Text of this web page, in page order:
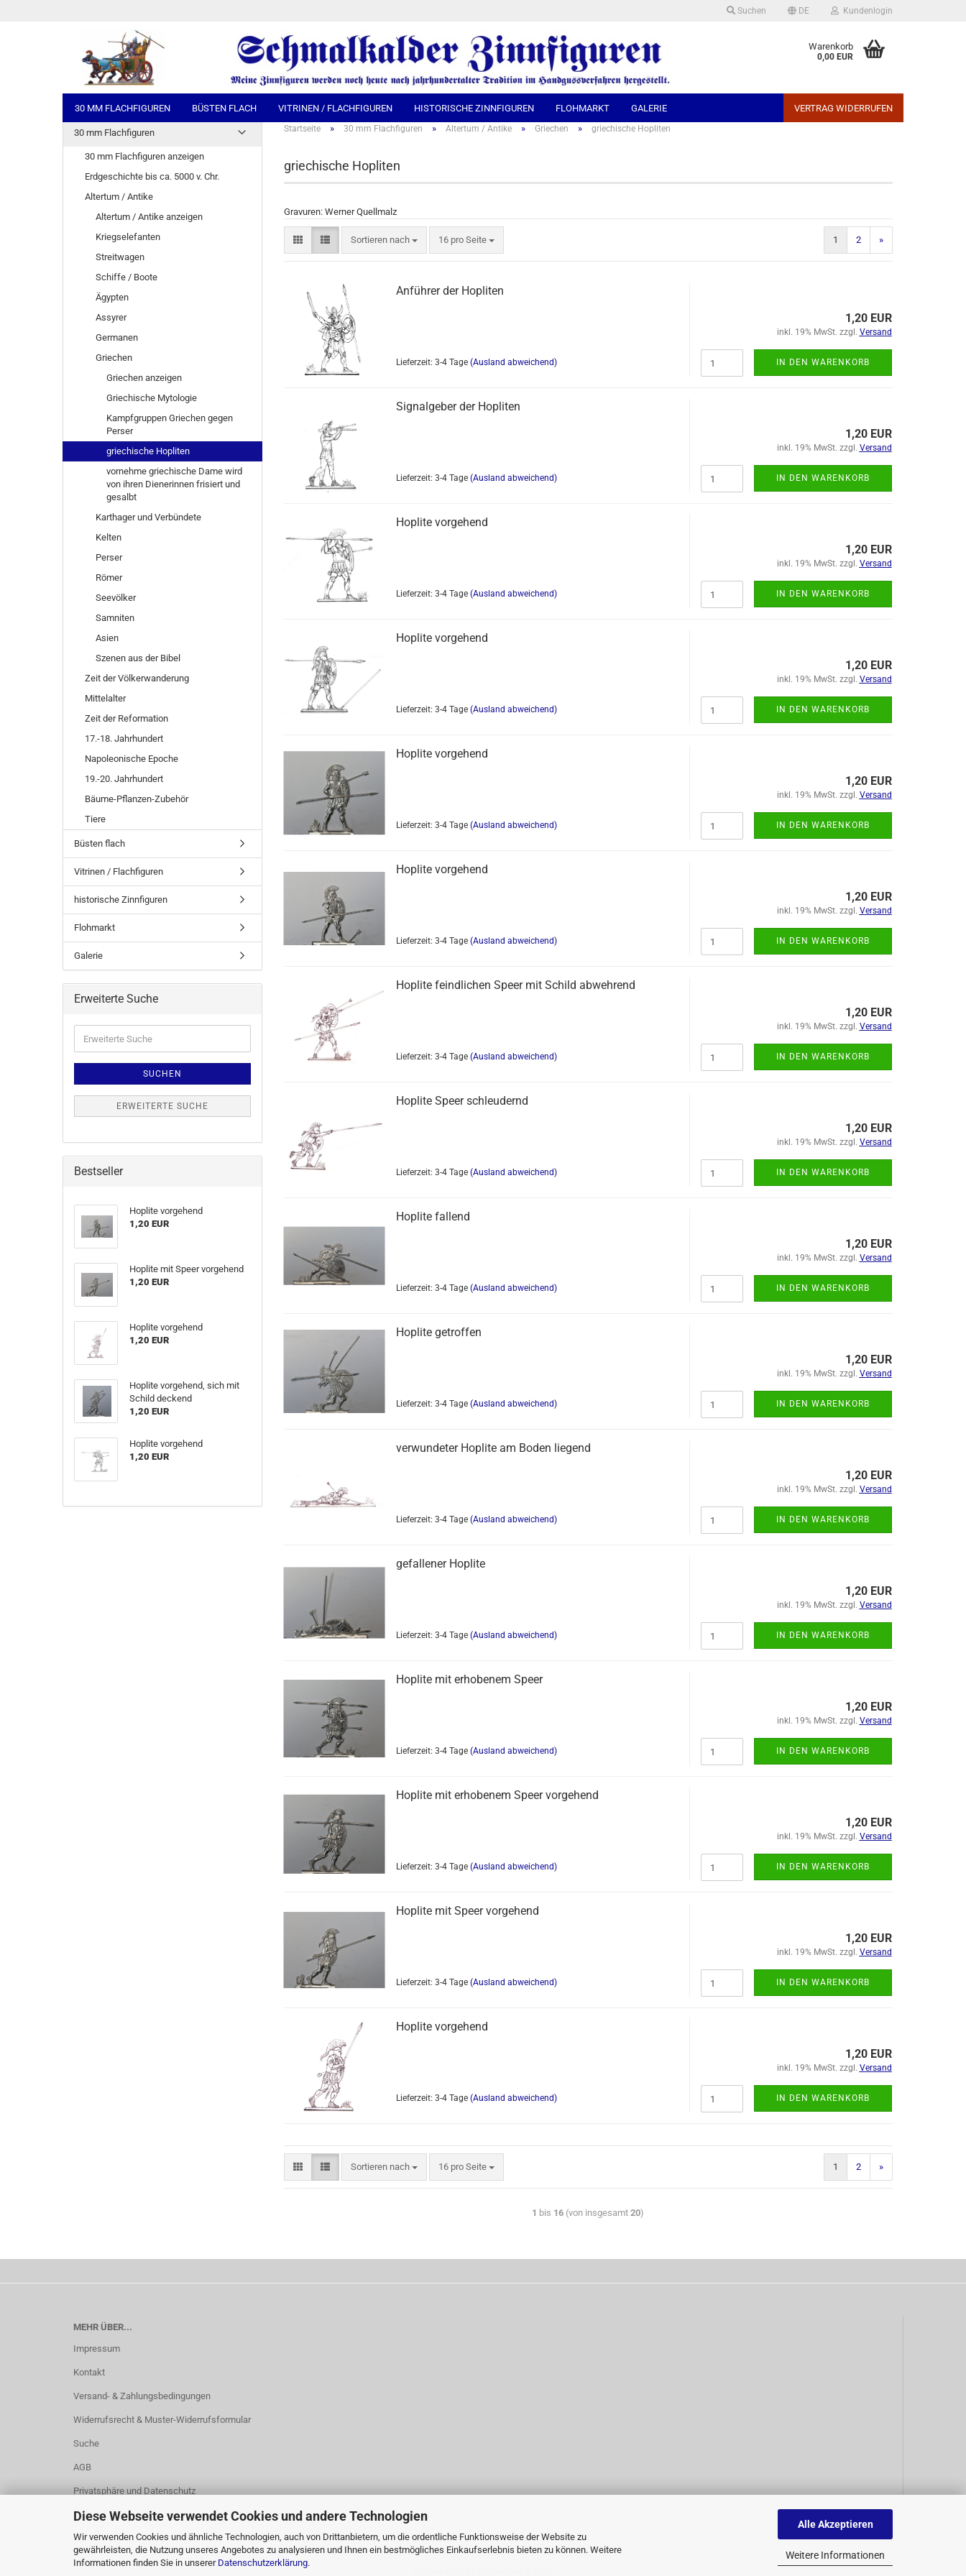
Diese Webseite verwendet Cookies und andere Technologien
Wir verwenden Cookies und ähnliche Technologien, auch von Drittanbietern, um die ordentliche Funktionsweise der Website zu
gewährleisten, die Nutzung unseres Angebotes zu analysieren und Ihnen ein bestmögliches Einkaufserlebnis bieten zu können. Weitere
Informationen finden Sie in unserer Datenschutzerklärung.
Alle Akzeptieren
Weitere Informationen
Suchen DE
Sprache auswählen
Kundenlogin
Warenkorb
0,00 EUR
30 MM FLACHFIGUREN BÜSTEN FLACH VITRINEN / FLACHFIGUREN HISTORISCHE ZINNFIGUREN FLOHMARKT GALERIE VERTRAG WIDERRUFEN
Startseite » 30 mm Flachfiguren » Altertum / Antike » Griechen » griechische Hopliten
griechische Hopliten
Gravuren: Werner Quellmalz
Sortieren nach 16 pro Seite 1 2 »
Anführer der Hopliten
Lieferzeit: 3-4 Tage (Ausland abweichend)
1,20 EUR
inkl. 19% MwSt. zzgl. Versand
IN DEN WARENKORB
Signalgeber der Hopliten
Lieferzeit: 3-4 Tage (Ausland abweichend)
1,20 EUR
inkl. 19% MwSt. zzgl. Versand
IN DEN WARENKORB
Hoplite vorgehend
Lieferzeit: 3-4 Tage (Ausland abweichend)
1,20 EUR
inkl. 19% MwSt. zzgl. Versand
IN DEN WARENKORB
Hoplite vorgehend
Lieferzeit: 3-4 Tage (Ausland abweichend)
1,20 EUR
inkl. 19% MwSt. zzgl. Versand
IN DEN WARENKORB
Hoplite vorgehend
Lieferzeit: 3-4 Tage (Ausland abweichend)
1,20 EUR
inkl. 19% MwSt. zzgl. Versand
IN DEN WARENKORB
Hoplite vorgehend
Lieferzeit: 3-4 Tage (Ausland abweichend)
1,20 EUR
inkl. 19% MwSt. zzgl. Versand
IN DEN WARENKORB
Hoplite feindlichen Speer mit Schild abwehrend
Lieferzeit: 3-4 Tage (Ausland abweichend)
1,20 EUR
inkl. 19% MwSt. zzgl. Versand
IN DEN WARENKORB
Hoplite Speer schleudernd
Lieferzeit: 3-4 Tage (Ausland abweichend)
1,20 EUR
inkl. 19% MwSt. zzgl. Versand
IN DEN WARENKORB
Hoplite fallend
Lieferzeit: 3-4 Tage (Ausland abweichend)
1,20 EUR
inkl. 19% MwSt. zzgl. Versand
IN DEN WARENKORB
Hoplite getroffen
Lieferzeit: 3-4 Tage (Ausland abweichend)
1,20 EUR
inkl. 19% MwSt. zzgl. Versand
IN DEN WARENKORB
verwundeter Hoplite am Boden liegend
Lieferzeit: 3-4 Tage (Ausland abweichend)
1,20 EUR
inkl. 19% MwSt. zzgl. Versand
IN DEN WARENKORB
gefallener Hoplite
Lieferzeit: 3-4 Tage (Ausland abweichend)
1,20 EUR
inkl. 19% MwSt. zzgl. Versand
IN DEN WARENKORB
Hoplite mit erhobenem Speer
Lieferzeit: 3-4 Tage (Ausland abweichend)
1,20 EUR
inkl. 19% MwSt. zzgl. Versand
IN DEN WARENKORB
Hoplite mit erhobenem Speer vorgehend
Lieferzeit: 3-4 Tage (Ausland abweichend)
1,20 EUR
inkl. 19% MwSt. zzgl. Versand
IN DEN WARENKORB
Hoplite mit Speer vorgehend
Lieferzeit: 3-4 Tage (Ausland abweichend)
1,20 EUR
inkl. 19% MwSt. zzgl. Versand
IN DEN WARENKORB
Hoplite vorgehend
Lieferzeit: 3-4 Tage (Ausland abweichend)
1,20 EUR
inkl. 19% MwSt. zzgl. Versand
IN DEN WARENKORB
Sortieren nach 16 pro Seite 1 2 »
1 bis 16 (von insgesamt20)
30 mm Flachfiguren
30 mm Flachfiguren anzeigen
Erdgeschichte bis ca. 5000 v. Chr.
Altertum / Antike
Altertum / Antike anzeigen
Kriegselefanten
Streitwagen
Schiffe / Boote
Ägypten
Assyrer
Germanen
Griechen
Griechen anzeigen
Griechische Mytologie
Kampfgruppen Griechen gegen
Perser
griechische Hopliten
vornehme griechische Dame wird
von ihren Dienerinnen frisiert und
gesalbt
Karthager und Verbündete
Kelten
Perser
Römer
Seevölker
Samniten
Asien
Szenen aus der Bibel
Zeit der Völkerwanderung
Mittelalter
Zeit der Reformation
17.-18. Jahrhundert
Napoleonische Epoche
19.-20. Jahrhundert
Bäume-Pflanzen-Zubehör
Tiere
Büsten flach
Vitrinen / Flachfiguren
historische Zinnfiguren
Flohmarkt
Galerie
Erweiterte Suche
SUCHEN
ERWEITERTE SUCHE
Bestseller
Hoplite vorgehend
1,20 EUR
Hoplite mit Speer vorgehend
1,20 EUR
Hoplite vorgehend
1,20 EUR
Hoplite vorgehend, sich mit
Schild deckend
1,20 EUR
Hoplite vorgehend
1,20 EUR
MEHR ÜBER...
Impressum
Kontakt
Versand- & Zahlungsbedingungen
Widerrufsrecht & Muster-Widerrufsformular
Suche
AGB
Privatsphäre und Datenschutz
Cookie Einstellungen